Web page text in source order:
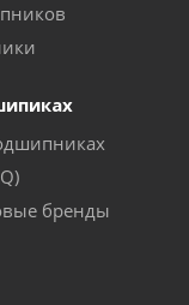
бренды